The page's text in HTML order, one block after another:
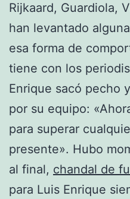
Rijkaard, Guardiola,
han levantado
esa forma de
tiene con los
Enrique sacó pecho
por su equipo:
para superar
presente». Hubo
al final, chandal de
para Luis Enrique